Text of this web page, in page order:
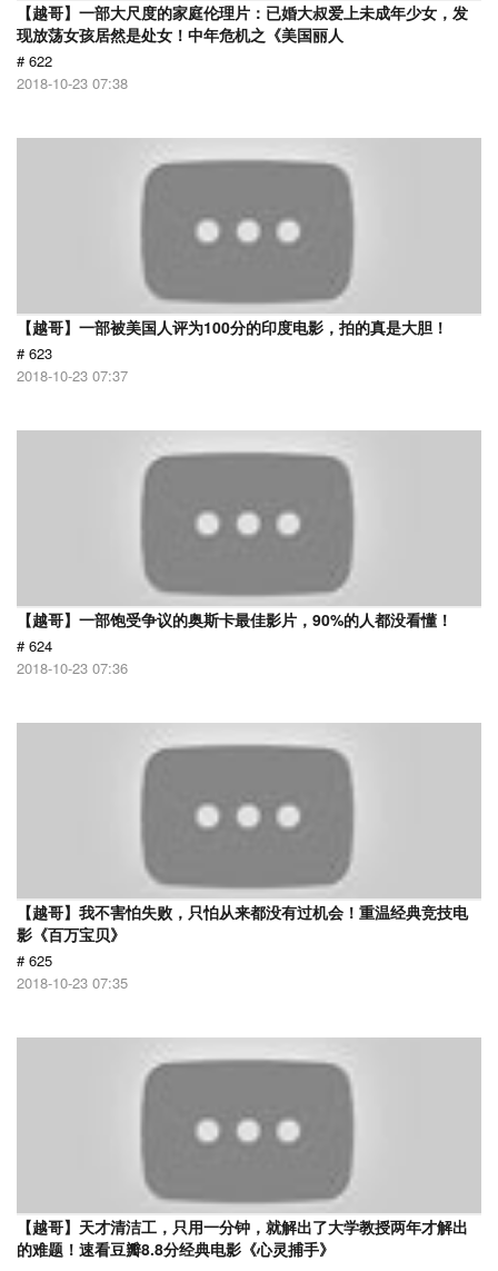
【越哥】一部大尺度的家庭伦理片：已婚大叔爱上未成年少女，发
现放荡女孩居然是处女！中年危机之《美国丽人
# 622
2018-10-23 07:38
【越哥】一部被美国人评为100分的印度电影，拍的真是大胆！
# 623
2018-10-23 07:37
【越哥】一部饱受争议的奥斯卡最佳影片，90%的人都没看懂！
# 624
2018-10-23 07:36
【越哥】我不害怕失败，只怕从来都没有过机会！重温经典竞技电
影《百万宝贝》
# 625
2018-10-23 07:35
【越哥】天才清洁工，只用一分钟，就解出了大学教授两年才解出
的难题！速看豆瓣8.8分经典电影《心灵捕手》